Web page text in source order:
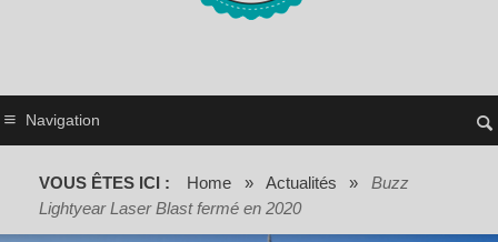
Navigation
VOUS ÊTES ICI : Home » Actualités »
Buzz
Lightyear Laser Blast fermé en 2020